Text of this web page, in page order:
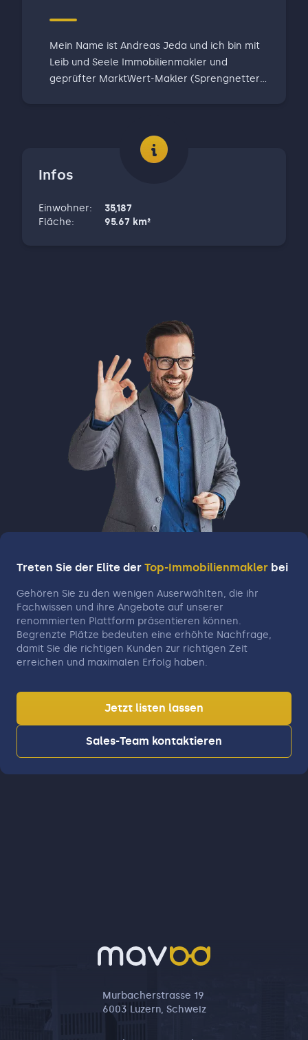
Mein Name ist Andreas Jeda und ich bin mit
Leib und Seele Immobilienmakler und
geprüfter MarktWert-Makler (Sprengnetter
Verkehrswertermittlung nach ImmoWertV
(BauGB) und einer ausgeklügelten und
individuellen Marketingstrategie bis zu
Spezialgebiete: Wohnen, Grundstücke und
Gewerbe. Mein hauptsächlicher
Schnelligkeit, Empathie! Professionalität,
Marktkenntnis, Expertise Mein Plus:
fundiertes Wissen, langjährige Erfahrung,
großes Netzwerk, strukturierte Arbeitsweise,
integrative Planung und visionäre
Projektentwicklung.
Infos
Einwohner:
35,187
Fläche: 95.67 km²
Treten Sie der Elite der Top-Immobilienmakler bei
Gehören Sie zu den wenigen Auserwählten, die ihr
Fachwissen und ihre Angebote auf unserer
renommierten Plattform präsentieren können.
Begrenzte Plätze bedeuten eine erhöhte Nachfrage,
damit Sie die richtigen Kunden zur richtigen Zeit
erreichen und maximalen Erfolg haben.
Jetzt listen lassen
Sales-Team kontaktieren
Murbacherstrasse 19
6003 Luzern, Schweiz